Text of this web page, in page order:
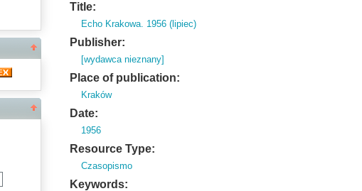
Title:
Echo Krakowa. 1956 (lipiec)
Publisher:
[wydawca nieznany]
Place of publication:
Kraków
Date:
1956
Resource Type:
Czasopismo
Keywords: